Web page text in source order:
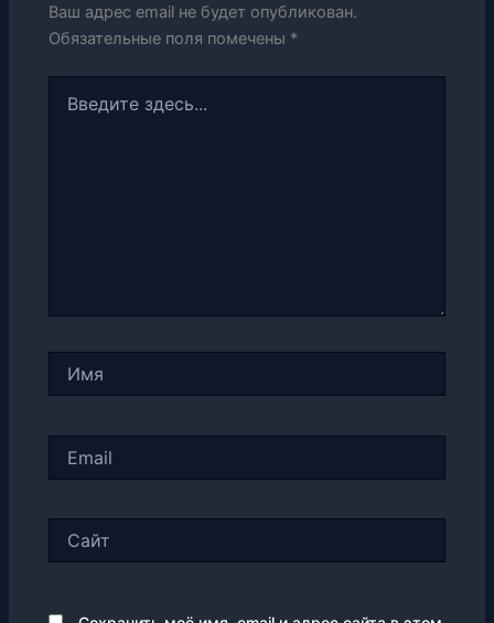
Ваш адрес email не будет опубликован.
Обязательные поля помечены *
здесь...